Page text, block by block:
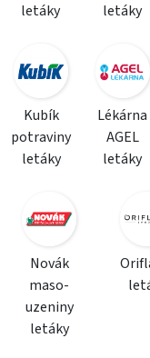
letáky
letáky
Kubík
potraviny
letáky
Lékárna
AGEL
letáky
Novák
maso-
uzeniny
letáky